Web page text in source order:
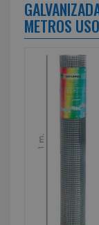
METROS